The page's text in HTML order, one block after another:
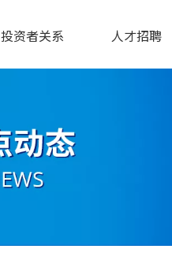
投资者关系 人才招聘